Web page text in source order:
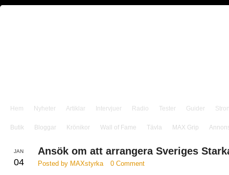
Hem Nyheter Artiklar Intervjuer Radio Tester Guider
Butik Bloggar Krönikor Wall of Fame Tävla MAX Grip
JAN
04
Ansök om att arrangera Sveriges
Posted by MAXstyrka 0 Comment